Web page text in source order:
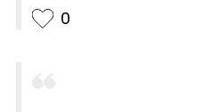
0